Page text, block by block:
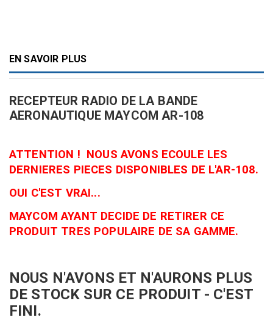
EN SAVOIR PLUS
RECEPTEUR RADIO DE LA BANDE
AERONAUTIQUE MAYCOM AR-108
ATTENTION ! NOUS AVONS ECOULE LES
DERNIERES PIECES DISPONIBLES DE L'AR-108.
OUI C'EST VRAI...
MAYCOM AYANT DECIDE DE RETIRER CE
PRODUIT TRES POPULAIRE DE SA GAMME.
NOUS N'AVONS ET N'AURONS PLUS
DE STOCK SUR CE PRODUIT - C'EST
FINI.